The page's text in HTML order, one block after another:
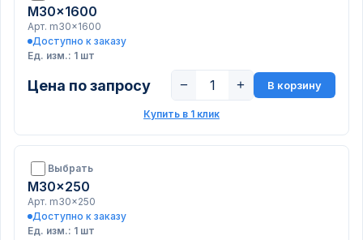
M30x1600
Арт. m30x1600
Доступно к заказу
Ед. изм.: 1 шт
Цена по запросу − + В корзину
Купить в 1 клик
Выбрать
M30x250
Арт. m30x250
Доступно к заказу
Ед. изм.: 1 шт